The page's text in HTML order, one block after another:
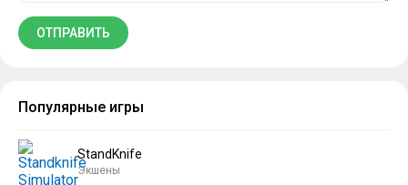
Популярные игры
StandKnife
Экшены